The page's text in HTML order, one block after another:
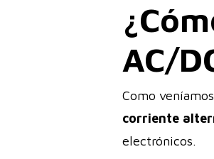
AC/
Como
corriente
electrónicos.